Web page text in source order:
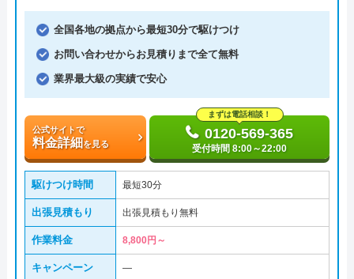
全国各地の拠点から最短30分で駆けつけ
お問い合わせからお見積りまで全て無料
業界最大級の実績で安心
公式サイトで
料金詳細を見る
まずは電話相談！
0120-569-365
受付時間 8:00～22:00
駆けつけ時間 最短30分
出張見積もり 出張見積もり無料
作業料金 8,800円～
キャンペーン ―